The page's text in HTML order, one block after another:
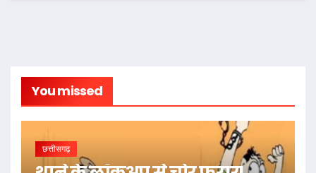
You missed
छत्तीसगढ़